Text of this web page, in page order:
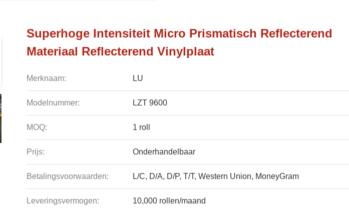
Superhoge Intensiteit Micro Prismatisch Reflecterend
Materiaal Reflecterend Vinylplaat
Merknaam: LU
Modelnummer: LZT 9600
MOQ: 1 roll
Prijs: Onderhandelbaar
Betalingsvoorwaarden: L/C, D/A, D/P, T/T, Western Union, MoneyGram
Leveringsvermogen: 10,000 rollen/maand